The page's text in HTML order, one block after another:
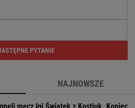
PYTANIE
NAJNOWSZE